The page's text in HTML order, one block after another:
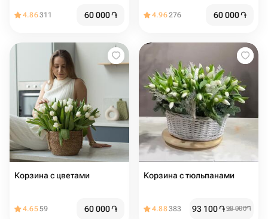
4.86311 60 000֏ 4.96276 60 000֏
Корзина с цветами ️
4.6559 60 000֏
Корзина с тюльпанами
4.88383 93 100֏98 000֏